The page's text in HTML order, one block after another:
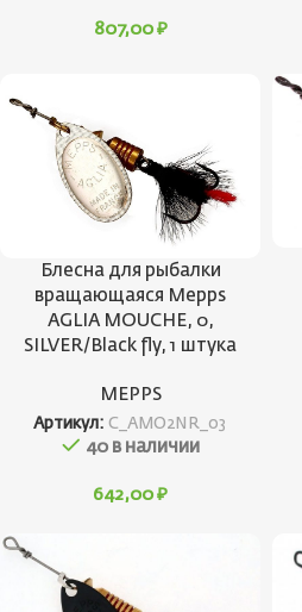
807,00 ₽
Блесна для рыбалки
вращающаяся Mepps
AGLIA MOUCHE, 0,
SILVER/Black fly, 1 штука
MEPPS
Артикул: C_AMO2NR_03
40 в наличии
642,00 ₽